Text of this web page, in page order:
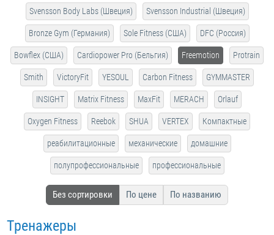
Svensson Body Labs (Швеция) Svensson Industrial (Швеция)
Bronze Gym (Германия) Sole Fitness (США) DFC (Россия)
Bowflex (США) Cardiopower Pro (Бельгия) Freemotion Protrain
Smith VictoryFit YESOUL Carbon Fitness GYMMASTER
INSIGHT Matrix Fitness MaxFit MERACH Orlauf
Oxygen Fitness Reebok SHUA VERTEX Компактные
реабилитационные механические домашние
полупрофессиональные профессиональные
Без сортировки По цене По названию
Тренажеры